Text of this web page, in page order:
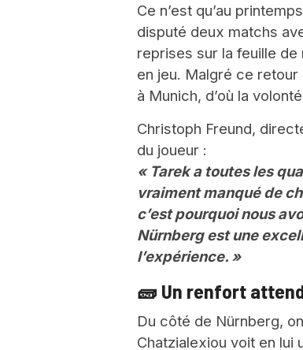
Ce n’est qu’au
disputé deux matchs
reprises sur la feuille
en jeu. Malgré ce
à Munich, d’où la
Christoph Freund,
du joueur :
« Tarek a toutes les
vraiment manqué de
c’est pourquoi nous
Nürnberg est une
l’expérience. »
🧱 Un renfort
Du côté de Nürnberg,
Chatzialexiou voit en lui